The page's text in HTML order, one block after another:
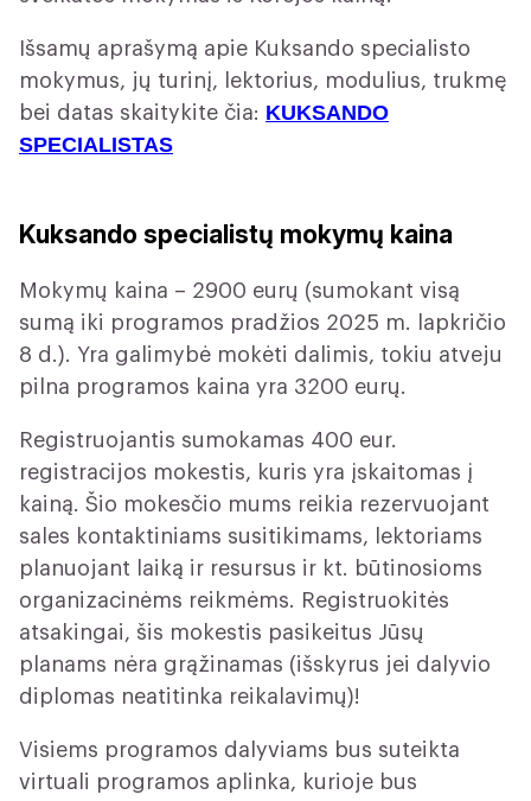
Išsamų aprašymą apie Kuksando specialisto
mokymus, jų turinį, lektorius, modulius, trukmę
bei datas skaitykite čia: KUKSANDO
SPECIALISTAS
Kuksando specialistų mokymų kaina
Mokymų kaina – 2900 eurų (sumokant visą
sumą iki programos pradžios 2025 m. lapkričio
8 d.). Yra galimybė mokėti dalimis, tokiu atveju
pilna programos kaina yra 3200 eurų.
Registruojantis sumokamas 400 eur.
registracijos mokestis, kuris yra įskaitomas į
kainą. Šio mokesčio mums reikia rezervuojant
sales kontaktiniams susitikimams, lektoriams
planuojant laiką ir resursus ir kt. būtinosioms
organizacinėms reikmėms. Registruokitės
atsakingai, šis mokestis pasikeitus Jūsų
planams nėra grąžinamas (išskyrus jei dalyvio
diplomas neatitinka reikalavimų)!
Visiems programos dalyviams bus suteikta
virtuali programos aplinka, kurioje bus